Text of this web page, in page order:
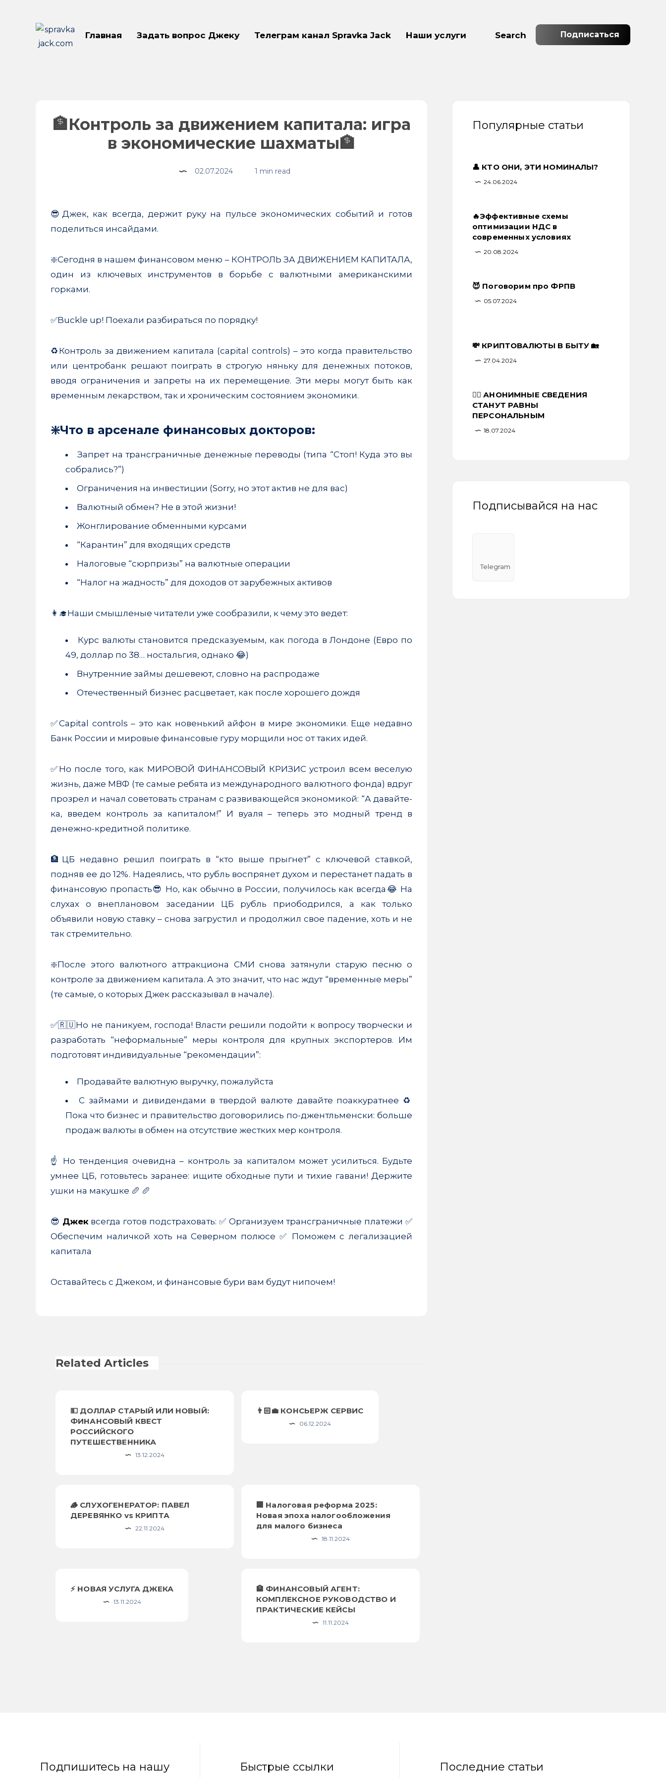
Главная Задать вопрос Джеку Телеграм канал Spravka Jack Наши услуги Search Подписаться
🏦Контроль за движением капитала: игра
в экономические шахматы🏦
02.07.2024 1 min read
Share
Share
😎Джек, как всегда, держит руку на пульсе экономических событий и готов
поделиться инсайдами.
❇️Сегодня в нашем финансовом меню – КОНТРОЛЬ ЗА ДВИЖЕНИЕМ КАПИТАЛА,
один из ключевых инструментов в борьбе с валютными американскими
горками.
✅Buckle up! Поехали разбираться по порядку!
♻️Контроль за движением капитала (capital controls) – это когда правительство
или центробанк решают поиграть в строгую няньку для денежных потоков,
вводя ограничения и запреты на их перемещение. Эти меры могут быть как
временным лекарством, так и хроническим состоянием экономики.
❇️Что в арсенале финансовых докторов:
Запрет на трансграничные денежные переводы (типа “Стоп! Куда это вы
собрались?”)
Ограничения на инвестиции (Sorry, но этот актив не для вас)
Валютный обмен? Не в этой жизни!
Жонглирование обменными курсами
“Карантин” для входящих средств
Налоговые “сюрпризы” на валютные операции
“Налог на жадность” для доходов от зарубежных активов
👩‍🎓Наши смышленые читатели уже сообразили, к чему это ведет:
Курс валюты становится предсказуемым, как погода в Лондоне (Евро по
49, доллар по 38… ностальгия, однако 😂)
Внутренние займы дешевеют, словно на распродаже
Отечественный бизнес расцветает, как после хорошего дождя
✅Capital controls – это как новенький айфон в мире экономики. Еще недавно
Банк России и мировые финансовые гуру морщили нос от таких идей.
✅Но после того, как МИРОВОЙ ФИНАНСОВЫЙ КРИЗИС устроил всем веселую
жизнь, даже МВФ (те самые ребята из международного валютного фонда) вдруг
прозрел и начал советовать странам с развивающейся экономикой: “А давайте-
ка, введем контроль за капиталом!” И вуаля – теперь это модный тренд в
денежно-кредитной политике.
🏦ЦБ недавно решил поиграть в “кто выше прыгнет” с ключевой ставкой,
подняв ее до 12%. Надеялись, что рубль воспрянет духом и перестанет падать в
финансовую пропасть😎 Но, как обычно в России, получилось как всегда😂 На
слухах о внеплановом заседании ЦБ рубль приободрился, а как только
объявили новую ставку – снова загрустил и продолжил свое падение, хоть и не
так стремительно.
❇️После этого валютного аттракциона СМИ снова затянули старую песню о
контроле за движением капитала. А это значит, что нас ждут “временные меры”
(те самые, о которых Джек рассказывал в начале).
✅🇷🇺Но не паникуем, господа! Власти решили подойти к вопросу творчески и
разработать “неформальные” меры контроля для крупных экспортеров. Им
подготовят индивидуальные “рекомендации”:
Продавайте валютную выручку, пожалуйста
С займами и дивидендами в твердой валюте давайте поаккуратнее ♻️
Пока что бизнес и правительство договорились по-джентльменски: больше
продаж валюты в обмен на отсутствие жестких мер контроля.
☝️ Но тенденция очевидна – контроль за капиталом может усилиться. Будьте
умнее ЦБ, готовьтесь заранее: ищите обходные пути и тихие гавани! Держите
ушки на макушке 🥖 🥖
😎 Джек всегда готов подстраховать: ✅ Организуем трансграничные платежи ✅
Обеспечим наличкой хоть на Северном полюсе ✅ Поможем с легализацией
капитала
Оставайтесь с Джеком, и финансовые бури вам будут нипочем!
Related Articles
💵 ДОЛЛАР СТАРЫЙ ИЛИ НОВЫЙ:
ФИНАНСОВЫЙ КВЕСТ
РОССИЙСКОГО
ПУТЕШЕСТВЕННИКА
13.12.2024
👨🏻‍💼 КОНСЬЕРЖ СЕРВИС
06.12.2024
🪵 СЛУХОГЕНЕРАТОР: ПАВЕЛ
ДЕРЕВЯНКО vs КРИПТА
22.11.2024
🏢 Налоговая реформа 2025:
Новая эпоха налогообложения
для малого бизнеса
18.11.2024
⚡️ НОВАЯ УСЛУГА ДЖЕКА
13.11.2024
🏦 ФИНАНСОВЫЙ АГЕНТ:
КОМПЛЕКСНОЕ РУКОВОДСТВО И
ПРАКТИЧЕСКИЕ КЕЙСЫ
11.11.2024
Популярные статьи
👤 КТО ОНИ, ЭТИ НОМИНАЛЫ?
24.06.2024
🔥Эффективные схемы
оптимизации НДС в
современных условиях
20.08.2024
😈 Поговорим про ФРПВ
05.07.2024
💸 КРИПТОВАЛЮТЫ В БЫТУ 🏡
27.04.2024
🕵️‍♂️ АНОНИМНЫЕ СВЕДЕНИЯ
СТАНУТ РАВНЫ
ПЕРСОНАЛЬНЫМ
18.07.2024
Подписывайся на нас
Telegram
Подпишитесь на нашу
Быстрые ссылки Последние статьи